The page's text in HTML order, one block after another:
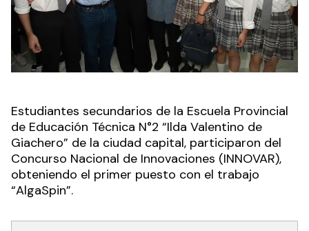
Estudiantes secundarios de la Escuela Provincial
de Educación Técnica N°2 “Ilda Valentino de
Giachero” de la ciudad capital, participaron del
Concurso Nacional de Innovaciones (INNOVAR),
obteniendo el primer puesto con el trabajo
“AlgaSpin”.